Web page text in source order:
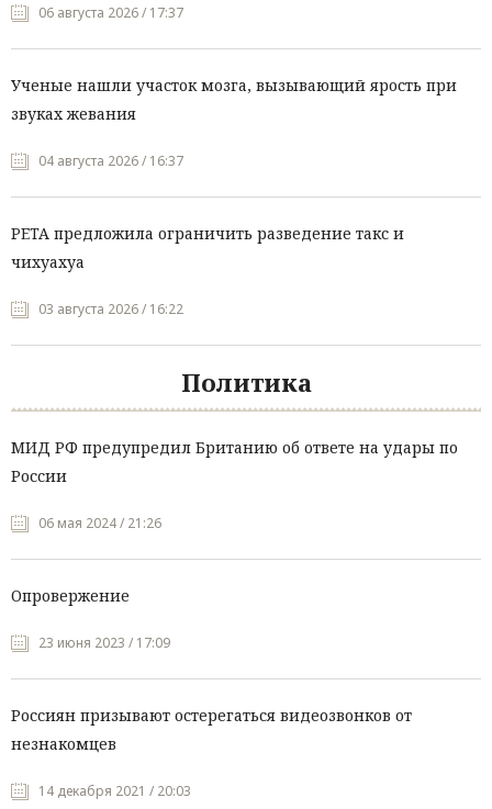
06 августа 2026 / 17:37
Ученые нашли участок мозга, вызывающий ярость при
звуках жевания
04 августа 2026 / 16:37
PETA предложила ограничить разведение такс и
чихуахуа
03 августа 2026 / 16:22
Политика
МИД РФ предупредил Британию об ответе на удары по
России
06 мая 2024 / 21:26
Опровержение
23 июня 2023 / 17:09
Россиян призывают остерегаться видеозвонков от
незнакомцев
14 декабря 2021 / 20:03